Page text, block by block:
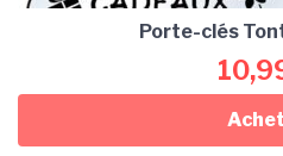
Porte-clés